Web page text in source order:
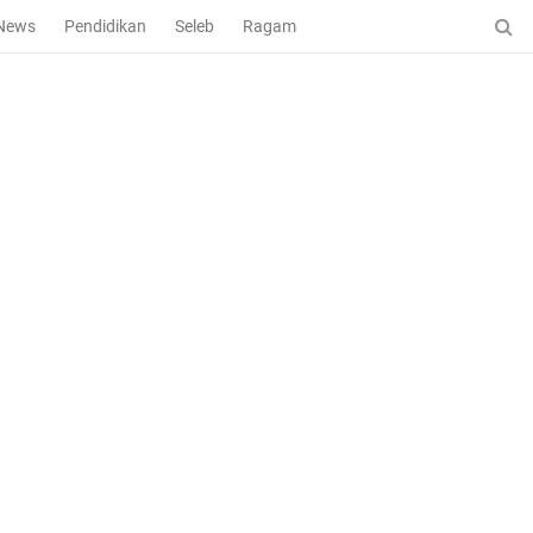
Pendidikan Seleb Ragam Liga 1